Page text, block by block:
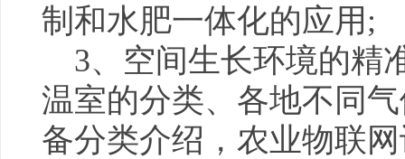
制和水肥一体化的应用;
3、空间生长环境的精
温室的分类、各地不同
备分类介绍，农业物联